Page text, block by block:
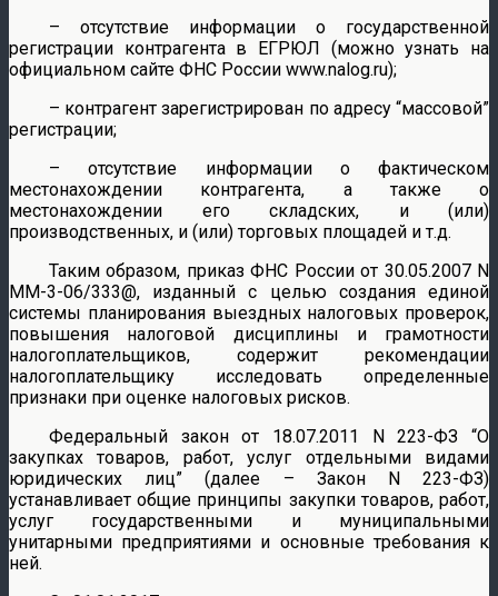
– отсутствие информации о государственной
регистрации контрагента в ЕГРЮЛ (можно узнать на
официальном сайте ФНС России www.nalog.ru);
– контрагент зарегистрирован по адресу “массовой”
регистрации;
– отсутствие информации о фактическом
местонахождении контрагента, а также о
местонахождении его складских, и (или)
производственных, и (или) торговых площадей и т.д.
Таким образом, приказ ФНС России от 30.05.2007 N
ММ-3-06/333@, изданный с целью создания единой
системы планирования выездных налоговых проверок,
повышения налоговой дисциплины и грамотности
налогоплательщиков, содержит рекомендации
налогоплательщику исследовать определенные
признаки при оценке налоговых рисков.
Федеральный закон от 18.07.2011 N 223-ФЗ “О
закупках товаров, работ, услуг отдельными видами
юридических лиц” (далее – Закон N 223-ФЗ)
устанавливает общие принципы закупки товаров, работ,
услуг государственными и муниципальными
унитарными предприятиями и основные требования к
ней.